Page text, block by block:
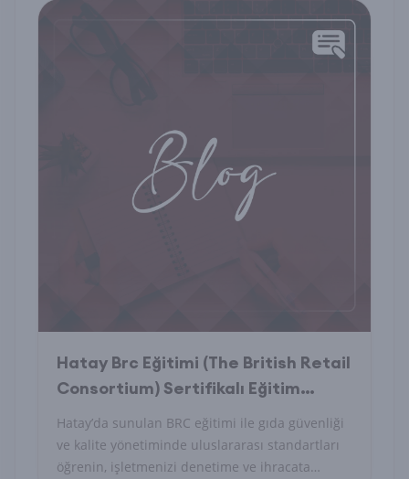
Hatay Brc Eğitimi (The British Retail
Consortium) Sertifikalı Eğitim
Programı Nedir?
Hatay’da sunulan BRC eğitimi ile gıda güvenliği
ve kalite yönetiminde uluslararası standartları
öğrenin, işletmenizi denetime ve ihracata